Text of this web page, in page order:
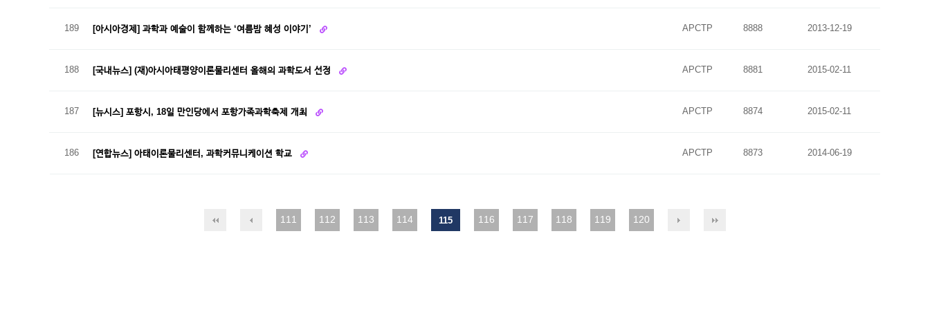
189 [아시아경제] 과학과 예술이 함께하는 ‘여름밤 혜성 이야기’ APCTP 8888 2013-12-19
188 [국내뉴스] (재)아시아태평양이론물리센터 올해의 과학도서 선정 APCTP 8881 2015-02-11
187 [뉴시스] 포항시, 18일 만인당에서 포항가족과학축제 개최 APCTP 8874 2015-02-11
186 [연합뉴스] 아태이론물리센터, 과학커뮤니케이션 학교 APCTP 8873 2014-06-19
111 112 113 114 115 116 117 118 119 120
다음 맨끝